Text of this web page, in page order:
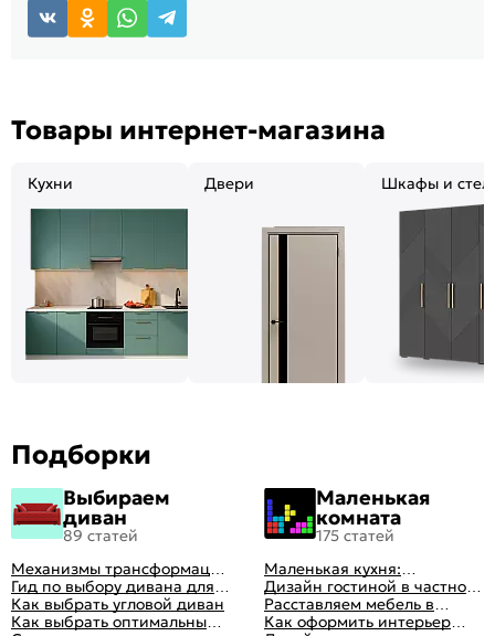
Товары интернет-магазина
Кухни Двери Шкафы и
Подборки
Выбираем
диван
89 статей
Механизмы трансформации
диванов: все виды,
особенности, плюсы и
минусы
Гид по выбору дивана для
сна
Как выбрать угловой диван
Как выбрать оптимальный
Маленькая
комната
175 статей
Маленькая кухня:
планировка, стили, цвет и
рисунок, реальные фото
Дизайн гостиной в частном
доме: 50 вариантов с фото
Расставляем мебель в
гостиной: главные правила
Как оформить интерьер